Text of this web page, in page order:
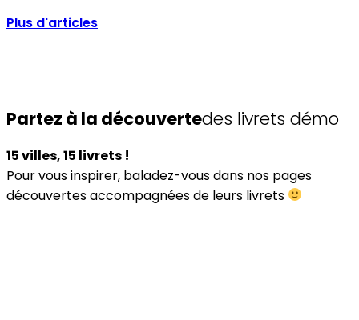
Plus d'articles
Partez à la découvertedes livrets démo
15 villes, 15 livrets !
Pour vous inspirer, baladez-vous dans nos pages
découvertes accompagnées de leurs livrets